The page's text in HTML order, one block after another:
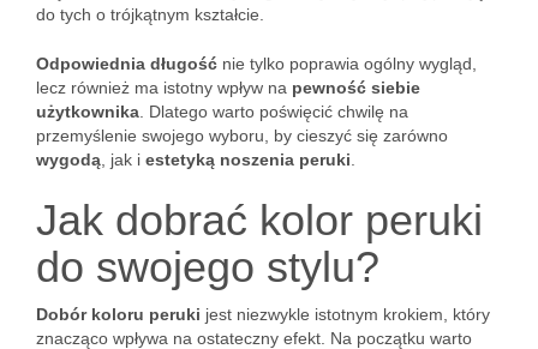
do tych o trójkątnym kształcie.
Odpowiednia długość nie tylko poprawia ogólny wygląd,
lecz również ma istotny wpływ na pewność siebie
użytkownika . Dlatego warto poświęcić chwilę na
przemyślenie swojego wyboru, by cieszyć się zarówno
wygodą , jak i estetyką noszenia peruki
Jak dobrać kolor peruki
do swojego stylu?
Dobór koloru peruki jest niezwykle istotnym krokiem, który
znacząco wpływa na ostateczny efekt. Na początku warto